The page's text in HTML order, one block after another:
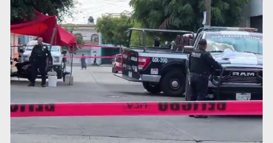
Mujer resulta lesionada tras ataque de pitbull en
Zapopan